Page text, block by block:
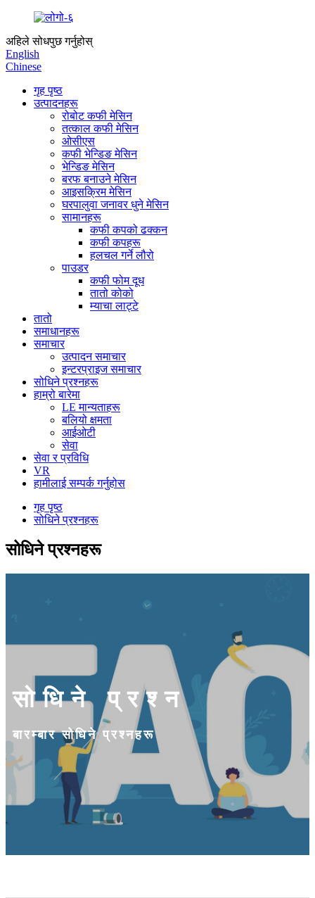
अहिले सोधपुछ गर्नुहोस्
English
Chinese
गृह पृष्ठ
उत्पादनहरू
रोबोट कफी मेसिन
तत्काल कफी मेसिन
ओसीएस
कफी भेन्डिङ मेसिन
भेन्डिङ मेसिन
बरफ बनाउने मेसिन
आइसक्रिम मेसिन
घरपालुवा जनावर धुने मेसिन
सामानहरू
कफी कपको ढक्कन
कफी कपहरू
हलचल गर्ने लौरो
पाउडर
कफी फोम दूध
तातो कोको
म्याचा लाट्टे
तातो
समाधानहरू
समाचार
उत्पादन समाचार
इन्टरप्राइज समाचार
सोधिने प्रश्नहरू
हाम्रो बारेमा
LE मान्यताहरू
बलियो क्षमता
आईओटी
सेवा
सेवा र प्रविधि
VR
हामीलाई सम्पर्क गर्नुहोस
गृह पृष्ठ
सोधिने प्रश्नहरू
सोधिने प्रश्नहरू
सोधिने प्रश्न
बारम्बार सोधिने प्रश्नहरू